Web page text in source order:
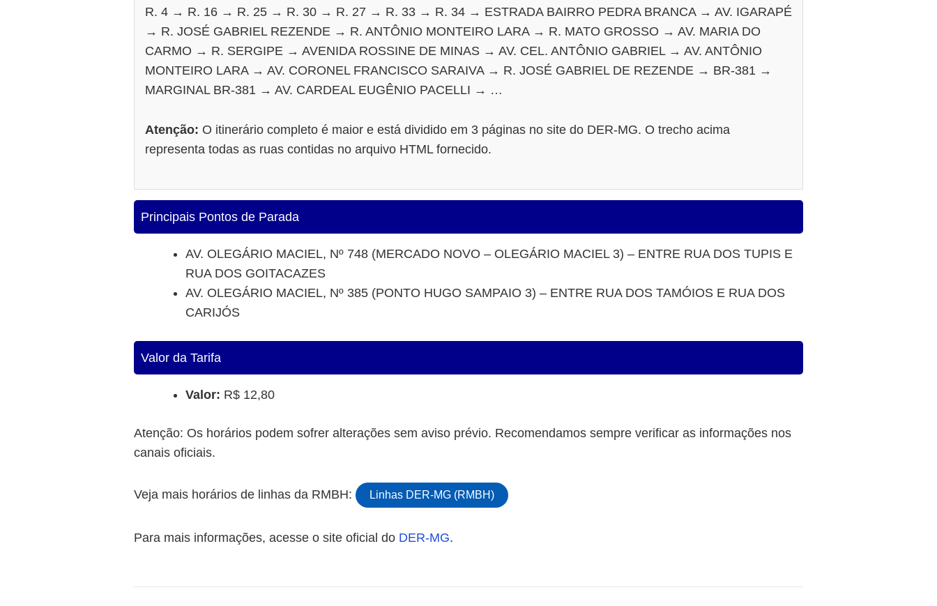
R. 4 → R. 16 → R. 25 → R. 30 → R. 27 → R. 33 → R. 34 → ESTRADA BAIRRO PEDRA BRANCA → AV. IGARAPÉ
→ R. JOSÉ GABRIEL REZENDE → R. ANTÔNIO MONTEIRO LARA → R. MATO GROSSO → AV. MARIA DO
CARMO → R. SERGIPE → AVENIDA ROSSINE DE MINAS → AV. CEL. ANTÔNIO GABRIEL → AV. ANTÔNIO
MONTEIRO LARA → AV. CORONEL FRANCISCO SARAIVA → R. JOSÉ GABRIEL DE REZENDE → BR-381 →
MARGINAL BR-381 → AV. CARDEAL EUGÊNIO PACELLI → …
Atenção: O itinerário completo é maior e está dividido em 3 páginas no site do DER-MG. O trecho acima
representa todas as ruas contidas no arquivo HTML fornecido.
Principais Pontos de Parada
AV. OLEGÁRIO MACIEL, Nº 748 (MERCADO NOVO – OLEGÁRIO MACIEL 3) – ENTRE RUA DOS TUPIS E
RUA DOS GOITACAZES
AV. OLEGÁRIO MACIEL, Nº 385 (PONTO HUGO SAMPAIO 3) – ENTRE RUA DOS TAMÓIOS E RUA DOS
CARIJÓS
Valor da Tarifa
Valor: R$ 12,80
Atenção: Os horários podem sofrer alterações sem aviso prévio. Recomendamos sempre verificar as informações nos
canais oficiais.
Veja mais horários de linhas da RMBH: Linhas DER-MG (RMBH)
Para mais informações, acesse o site oficial do DER-MG.